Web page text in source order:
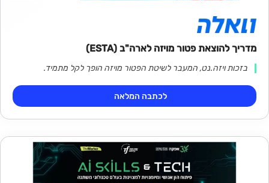
מדריך להוצאת פטור מויזה לארה"ב (ESTA)
בזכות ויזה.נט, המעבר לשיטת הפטור מויזה הופך לקל מתמיד.
לכתבה המלאה